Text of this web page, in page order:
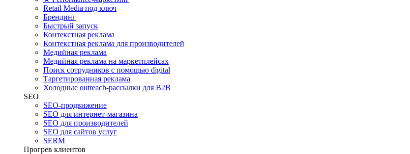
Retail Media под ключ
Брендинг
Быстрый запуск
Контекстная реклама
Контекстная реклама для производителей
Медийная реклама
Медийная реклама на маркетплейсах
Поиск сотрудников с помощью digital
Таргетированная реклама
Холодные outreach-рассылки для B2B
SEO
SEO-продвижение
SEO для интернет-магазина
SEO для производителей
SEO для сайтов услуг
SERM
Прогрев клиентов